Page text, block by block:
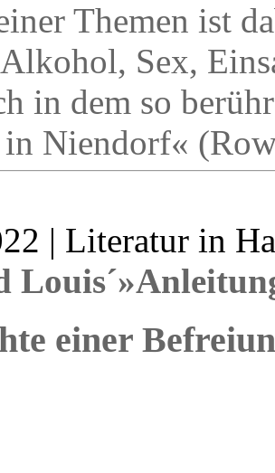
Themen ist
Sex,
in dem so
in Niendorf«
| Literatur in
einer